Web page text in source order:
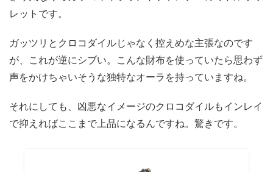
レットです。
ガッツリとクロコダイルじゃなく控えめな主張なのです
が、これが逆にシブい。こんな財布を使っていたら思わず
声をかけちゃいそうな独特なオーラを持っていますね。
それにしても、凶悪なイメージのクロコダイルもインレイ
で抑えればここまで上品になるんですね。驚きです。